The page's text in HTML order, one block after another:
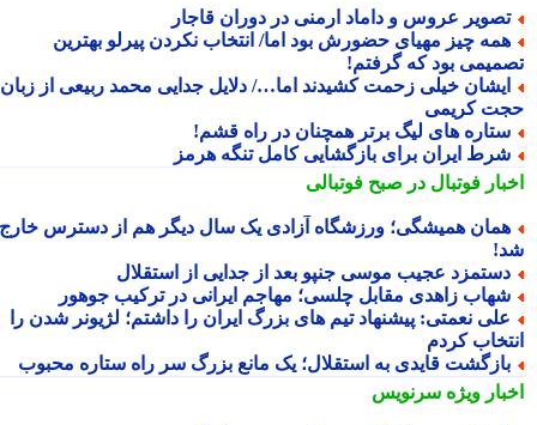
عروس و داماد ارمنی در دوران قاجار
چیز مهیای حضورش بود اما/ انتخاب نکردن پیرلو بهترین
بود که گرفتم!
خیلی زحمت کشیدند اما…/ دلایل جدایی محمد ربیعی از زبان
کریمی
های لیگ برتر همچنان در راه قشم!
ایران برای بازگشایی کامل تنگه هرمز
فوتبال در صبح فوتبالی
همیشگی؛ ورزشگاه آزادی یک سال دیگر هم از دسترس خارج
عجیب موسی جنپو بعد از جدایی از استقلال
زاهدی مقابل چلسی؛ مهاجم ایرانی در ترکیب جوهور
نعمتی: پیشنهاد تیم های بزرگ ایران را داشتم؛ لژیونر شدن را
کردم
قایدی به استقلال؛ یک مانع بزرگ سر راه ستاره محبوب
ویژهسرنویس